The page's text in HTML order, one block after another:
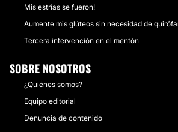
Mis estrías se fueron!
Aumente mis glúteos sin necesidad de
Tercera intervención en el mentón
SOBRE NOSOTROS
¿Quiénes somos?
Equipo editorial
Denuncia de contenido